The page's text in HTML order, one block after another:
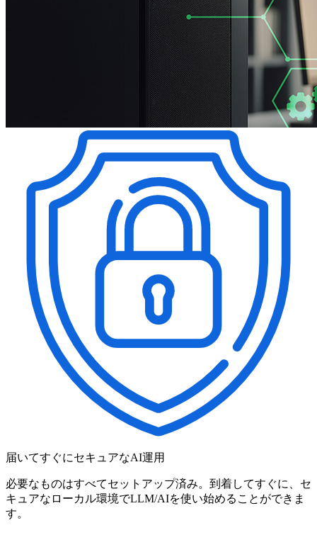
届いてすぐにセキュアなAI運用
必要なものはすべてセットアップ済み。到着してすぐに、セ
キュアなローカル環境でLLM/AIを使い始めることができま
す。